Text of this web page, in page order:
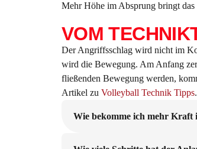
Mehr Höhe im Absprung bringt das
VOM
Der Angriffsschlag wird nicht im
wird die Bewegung. Am Anfang
fließenden Bewegung werden,
Artikel zu Volleyball Technik Tipps.
Wie bekomme ich mehr Kraft